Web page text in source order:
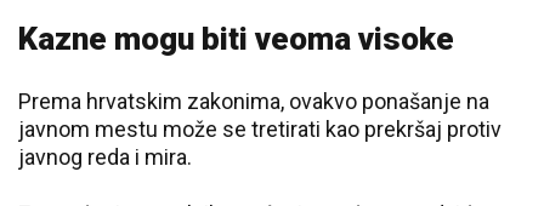
Kazne mogu biti veoma visoke
Prema hrvatskim zakonima, ovakvo ponašanje na
javnom mestu može se tretirati kao prekršaj protiv
javnog reda i mira.